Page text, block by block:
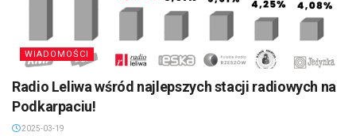
WIADOMOŚCI
Radio Leliwa wśród najlepszych stacji radiowych na
Podkarpaciu!
2025-03-19